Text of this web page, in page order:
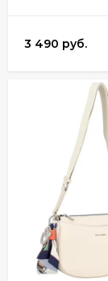
3 490 руб.